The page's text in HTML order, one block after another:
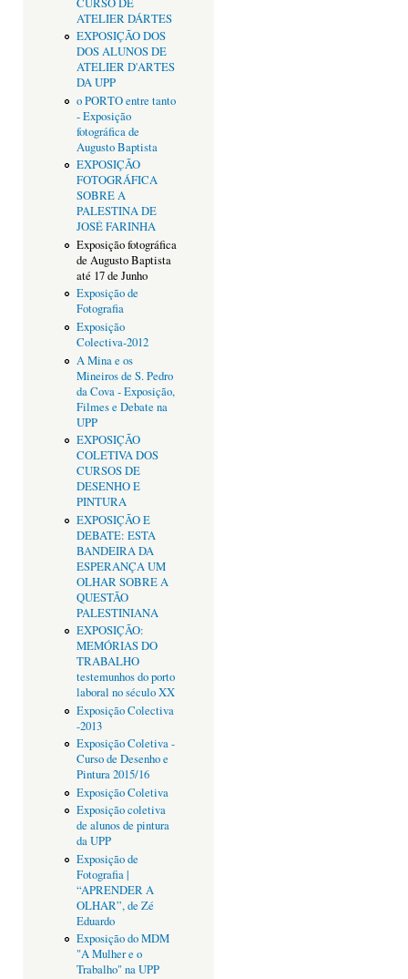
ATELIER DÁRTES
EXPOSIÇÃO DOS
DOS ALUNOS DE
ATELIER D'ARTES
DA UPP
o PORTO entre tanto
- Exposição
fotográfica de
Augusto Baptista
EXPOSIÇÃO
FOTOGRÁFICA
SOBRE A
PALESTINA DE
JOSÉ FARINHA
Exposição fotográfica
de Augusto Baptista
até 17 de Junho
Exposição de
Fotografia
Exposição
Colectiva-2012
A Mina e os
Mineiros de S. Pedro
da Cova - Exposição,
Filmes e Debate na
UPP
EXPOSIÇÃO
COLETIVA DOS
CURSOS DE
DESENHO E
PINTURA
EXPOSIÇÃO E
DEBATE: ESTA
BANDEIRA DA
ESPERANÇA UM
OLHAR SOBRE A
QUESTÃO
PALESTINIANA
EXPOSIÇÃO:
MEMÓRIAS DO
TRABALHO
testemunhos do porto
laboral no século XX
Exposição Colectiva
-2013
Exposição Coletiva -
Curso de Desenho e
Pintura 2015/16
Exposição Coletiva
Exposição coletiva
de alunos de pintura
da UPP
Exposição de
Fotografia |
“APRENDER A
OLHAR”, de Zé
Eduardo
Exposição do MDM
"A Mulher e o
Trabalho" na UPP